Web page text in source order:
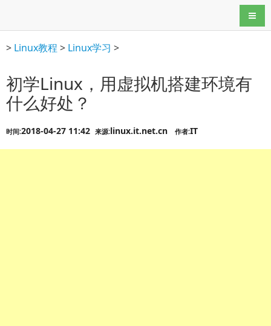
导航
> Linux教程 > Linux学习 >
初学Linux，用虚拟机搭建环境有
什么好处？
时间:2018-04-27 11:42 来源:linux.it.net.cn 作者:IT